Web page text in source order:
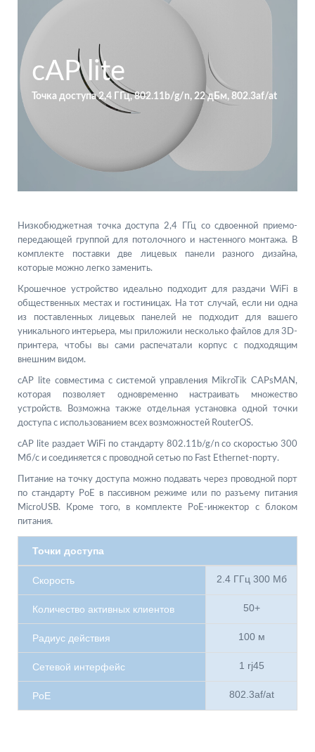
cAP lite
Точка доступа 2,4 ГГц, 802.11b/g/n, 22 дБм, 802.3af/at
Низкобюджетная точка доступа 2,4 ГГц со сдвоенной приемо-
передающей группой для потолочного и настенного монтажа. В
комплекте поставки две лицевых панели разного дизайна,
которые можно легко заменить.
Крошечное устройство идеально подходит для раздачи WiFi в
общественных местах и гостиницах. На тот случай, если ни одна
из поставленных лицевых панелей не подходит для вашего
уникального интерьера, мы приложили несколько файлов для 3D-
принтера, чтобы вы сами распечатали корпус с подходящим
внешним видом.
cAP lite совместима с системой управления MikroTik CAPsMAN,
которая позволяет одновременно настраивать множество
устройств. Возможна также отдельная установка одной точки
доступа с использованием всех возможностей RouterOS.
cAP lite раздает WiFi по стандарту 802.11b/g/n со скоростью 300
Мб/с и соединяется с проводной сетью по Fast Ethernet-порту.
Питание на точку доступа можно подавать через проводной порт
по стандарту PoE в пассивном режиме или по разъему питания
MicroUSB. Кроме того, в комплекте PoE-инжектор с блоком
питания.
Точки доступа
Скорость 2.4 ГГц 300 Мб
Количество активных клиентов 50+
Радиус действия 100 м
Сетевой интерфейс 1 rj45
PoE 802.3af/at